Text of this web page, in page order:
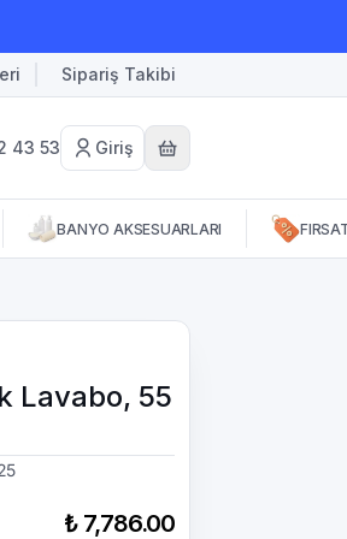
Sipariş Takibi
43 53 Giriş
BANYO AKSESUARLARI
Lavabo, 55
₺ 7,786.00